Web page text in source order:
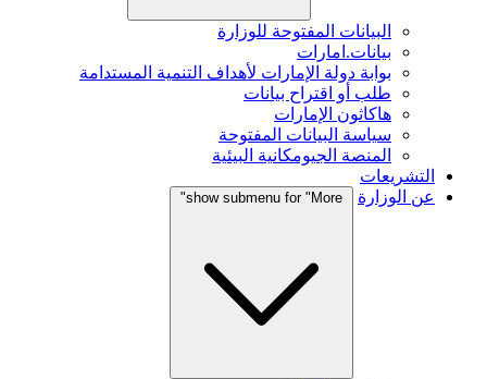
البيانات المفتوحة للوزارة
بيانات.امارات
بوابة دولة الإمارات لأهداف التنمية المستدامة
طلب أو اقتراح بيانات
هاكاثون الإمارات
سياسة البيانات المفتوحة
المنصة الجيومكانية البيئية
التشريعات
عن الوزارة
show submenu for "More"